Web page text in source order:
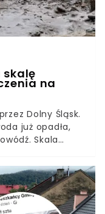
skalę
na
Dolny Śląsk.
już opadła,
Skala
są ich